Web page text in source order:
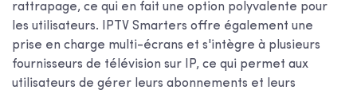
rattrapage, ce qui en fait une option polyvalente pour
les utilisateurs. IPTV Smarters offre également une
prise en charge multi-écrans et s'intègre à plusieurs
fournisseurs de télévision sur IP, ce qui permet aux
utilisateurs de gérer leurs abonnements et leurs